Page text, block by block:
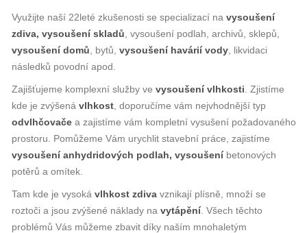
Využijte naší 22leté zkušenosti se specializací na vysoušení
zdiva, vysoušení skladů , vysoušení podlah, archivů, sklepů,
vysoušení domů , bytů, vysoušení havárií vody , likvidaci
následků povodní apod.
Zajišťujeme komplexní služby ve vysoušení vlhkosti . Zjistíme
kde je zvýšená vlhkost , doporučíme vám nejvhodnější typ
odvlhčovače a zajistíme vám kompletní vysušení požadovaného
prostoru. Pomůžeme Vám urychlit stavební práce, zajistíme
vysoušení anhydridových podlah, vysoušeníbetonových
potěrů a omítek.
Tam kde je vysoká vlhkost zdiva vznikají plísně, množí se
roztoči a jsou zvýšené náklady na vytápění. Všech těchto
problémů Vás můžeme zbavit díky naším mnohaletým